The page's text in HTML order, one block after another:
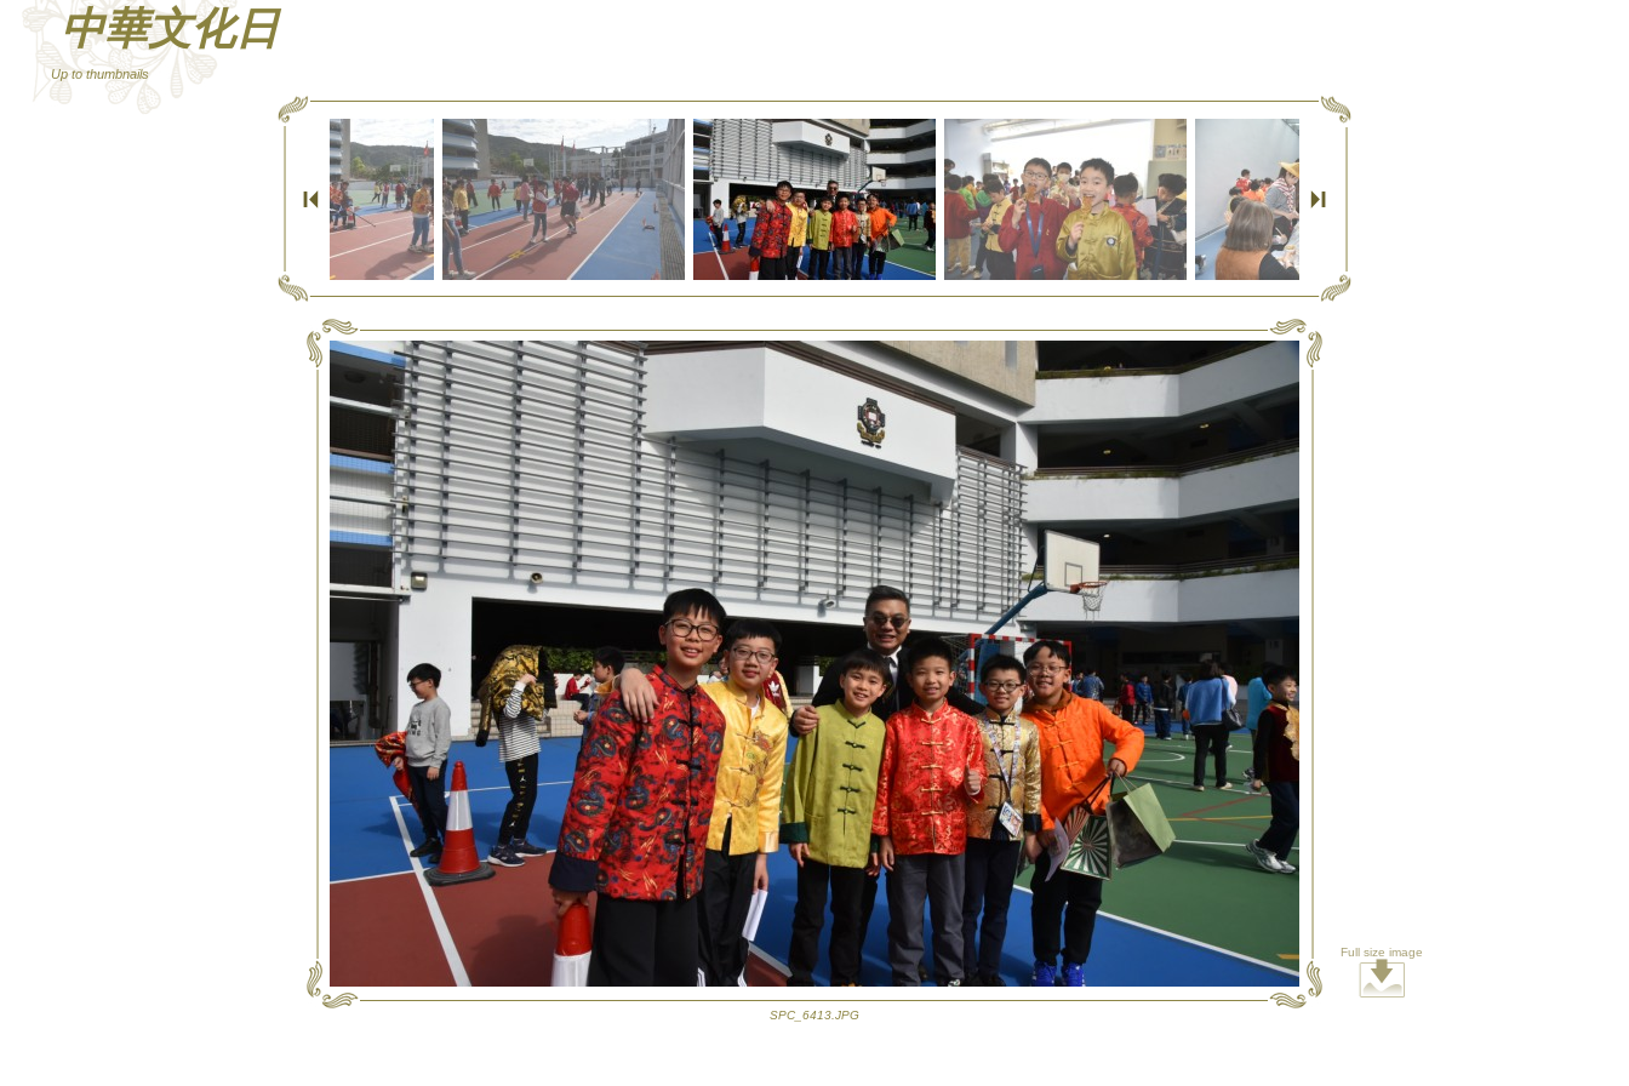
中華文化日
Up to thumbnails
SPC_6413.JPG
Full size image